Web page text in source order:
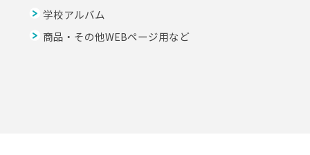
学校アルバム
商品・その他WEBページ用など